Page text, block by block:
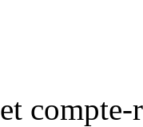
compte-